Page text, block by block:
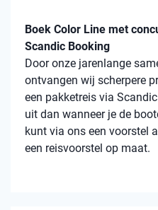
Boek Color Line met
Scandic Booking
Door onze jarenlange
ontvangen wij scherpere
een pakketreis via
uit dan wanneer je de
kunt via ons een voorstel
een reisvoorstel op maat.